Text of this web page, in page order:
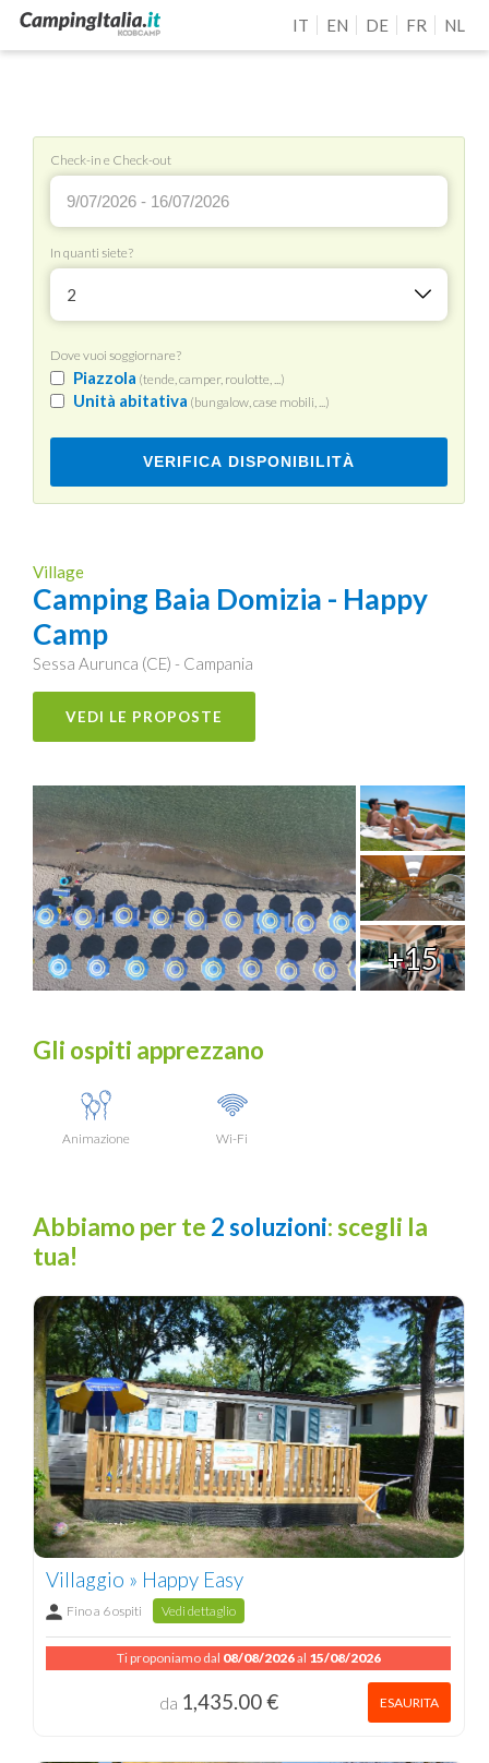
IT EN DE FR NL
Check-in e Check-out
In quanti siete?
2
Dove vuoi soggiornare?
Piazzola (tende, camper, roulotte, ...)
Unità abitativa (bungalow, case mobili, ...)
VERIFICA DISPONIBILITÀ
Village
Camping Baia Domizia - Happy
Camp
Sessa Aurunca (CE) - Campania
VEDI LE PROPOSTE
+15
Gli ospiti apprezzano
Animazione Wi-Fi
Abbiamo per te 2 soluzioni: scegli la
tua!
Villaggio » Happy Easy
Fino a 6 ospiti Vedi dettaglio
Ti proponiamo dal 08/08/2026al 15/08/2026
da 1,435.00 € ESAURITA